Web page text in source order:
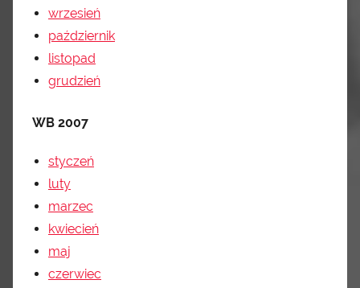
wrzesień
październik
listopad
grudzień
WB 2007
styczeń
luty
marzec
kwiecień
maj
czerwiec